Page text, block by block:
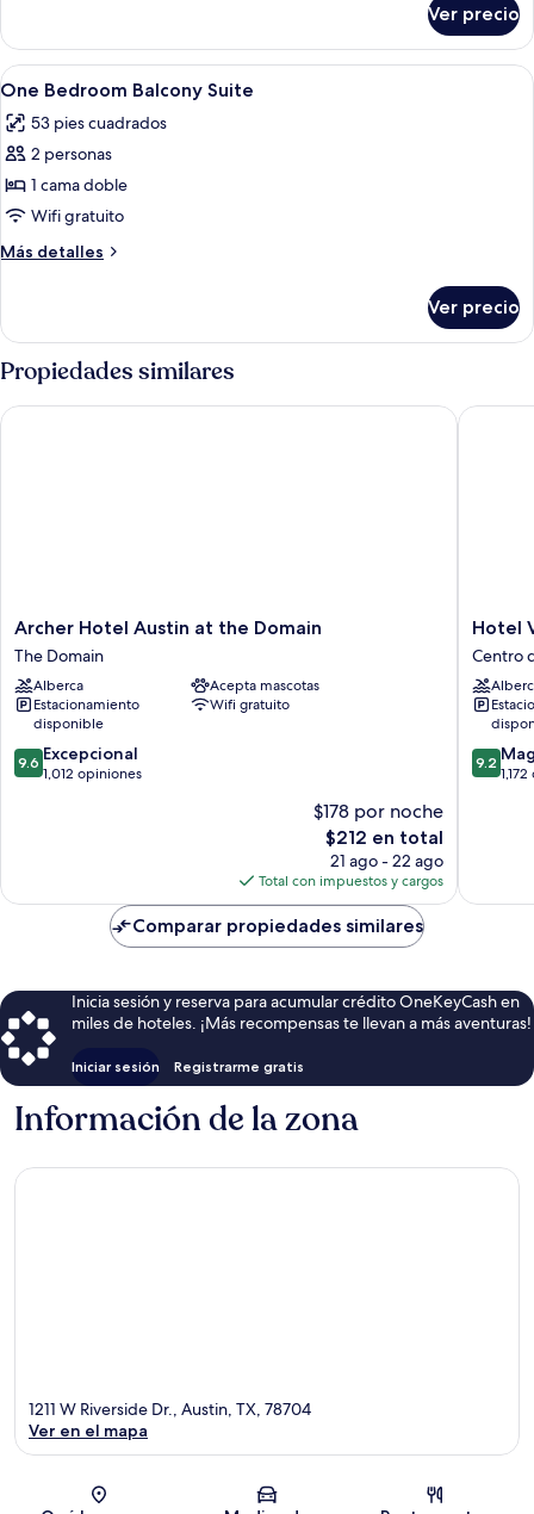
Green
House
Suite
with
Balcony
Loren
Two-
Bedroom
House
Suite
Balcony
Ver precio
Abrir
todas
las
fotos
de
One
Bedroom
Balcony
Habitación de hotel con cama, una
5
One Bedroom Balcony Suite
53 pies cuadrados
2 personas
1 cama doble
Wifi gratuito
Más detalles
Más
Bedroom
Suite
Ver precio
Propiedades similares
Archer
Hotel
Austin
at
the
Domain
The
Domain
Archer Hotel Austin at the Domain
The Domain
Alberca
Acepta mascotas
Estacionamiento
disponible
Wifi gratuito
9.6
de
9.6 Excepcional
1,012 opiniones
$178 por noche
El
precio
actual
es
de
$212
$212 en total
21 ago - 22 ago
Total con impuestos y cargos
Archer Hotel Austin at the Domain
Hotel
Van
Zandt
Centro
de
Austin
Hotel
Centro
9.2
de
9.2
Hotel
Comparar propiedades similares
Inicia sesión y reserva para acumular crédito OneKeyCash en
miles de hoteles. ¡Más recompensas te llevan a más aventuras!
Iniciar sesión Registrarme gratis
Información de la zona
Sección del mapa
1211 W Riverside Dr., Austin, TX, 78704
Ver en el mapa